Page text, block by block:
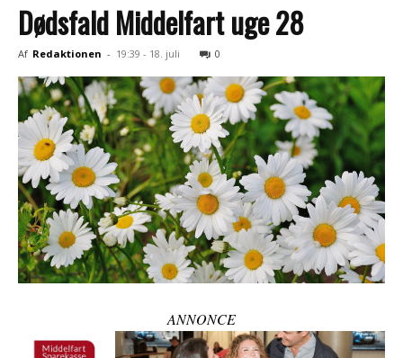
Dødsfald Middelfart uge 28
Af Redaktionen - 19:39 - 18. juli 0
ANNONCE